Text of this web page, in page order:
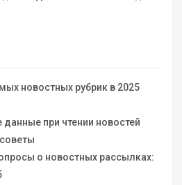
новостных рубрик в 2025
при чтении новостей
о новостных рассылках: